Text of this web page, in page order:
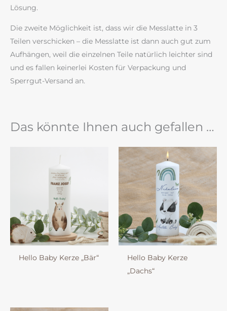
Lösung.
Die zweite Möglichkeit ist, dass wir die Messlatte in 3
Teilen verschicken – die Messlatte ist dann auch gut zum
Aufhängen, weil die einzelnen Teile natürlich leichter sind
und es fallen keinerlei Kosten für Verpackung und
Sperrgut-Versand an.
Das könnte Ihnen auch gefallen …
Hello Baby Kerze „Bär“
Hello Baby Kerze
„Dachs“